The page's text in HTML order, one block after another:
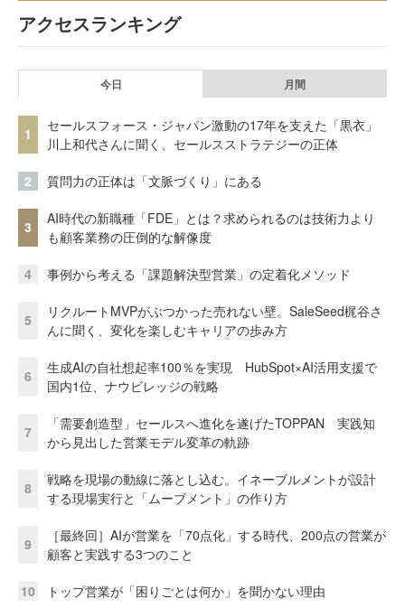
アクセスランキング
今日 月間
1
セールスフォース・ジャパン激動の17年を支えた「黒衣」
川上和代さんに聞く、セールスストラテジーの正体
2 質問力の正体は「文脈づくり」にある
3
AI時代の新職種「FDE」とは？求められるのは技術力より
も顧客業務の圧倒的な解像度
4 事例から考える「課題解決型営業」の定着化メソッド
5
リクルートMVPがぶつかった売れない壁。SaleSeed梶谷さ
んに聞く、変化を楽しむキャリアの歩み方
6
生成AIの自社想起率100％を実現 HubSpot×AI活用支援で
国内1位、ナウビレッジの戦略
7
「需要創造型」セールスへ進化を遂げたTOPPAN 実践知
から見出した営業モデル変革の軌跡
8
戦略を現場の動線に落とし込む。イネーブルメントが設計
する現場実行と「ムーブメント」の作り方
9
［最終回］AIが営業を「70点化」する時代、200点の営業が
顧客と実践する3つのこと
10 トップ営業が「困りごとは何か」を聞かない理由